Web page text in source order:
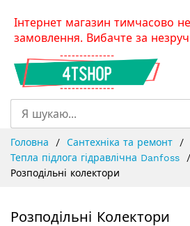
SkipІнтернет магазин тимчасово
замовлення. Вибачте за
Головна
Сантехніка та ремонт
Тепла підлога гідравлічна Danfoss
Розподільні колектори
Розподільні Колектори